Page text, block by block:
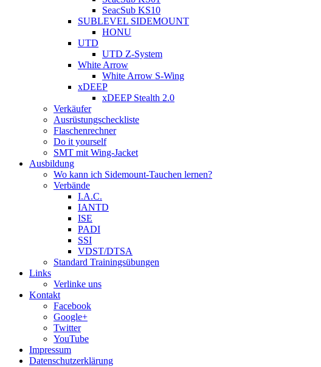
SeacSub KS10
SUBLEVEL SIDEMOUNT
HONU
UTD
UTD Z-System
White Arrow
White Arrow S-Wing
xDEEP
xDEEP Stealth 2.0
Verkäufer
Ausrüstungscheckliste
Flaschenrechner
Do it yourself
SMT mit Wing-Jacket
Ausbildung
Wo kann ich Sidemount-Tauchen lernen?
Verbände
I.A.C.
IANTD
ISE
PADI
SSI
VDST/DTSA
Standard Trainingsübungen
Links
Verlinke uns
Kontakt
Facebook
Google+
Twitter
YouTube
Impressum
Datenschutzerklärung